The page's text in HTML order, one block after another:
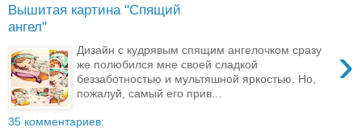
Вышитая картина "Спящий
ангел"
›
Дизайн с кудрявым спящим ангелочком сразу
же полюбился мне своей сладкой
беззаботностью и мультяшной яркостью. Но,
пожалуй, самый его прив...
35 комментариев: